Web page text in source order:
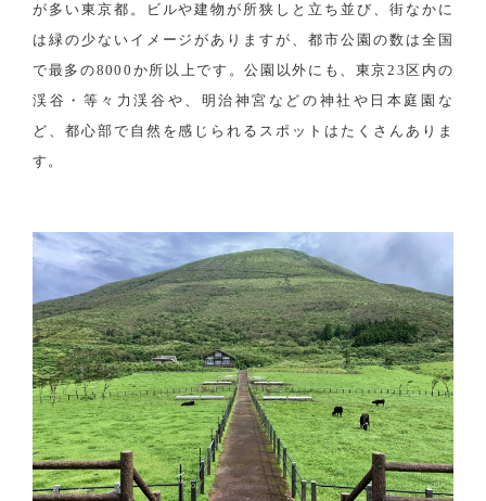
が多い東京都。ビルや建物が所狭しと立ち並び、街なかに
は緑の少ないイメージがありますが、都市公園の数は全国
で最多の8000か所以上です。公園以外にも、東京23区内の
渓谷・等々力渓谷や、明治神宮などの神社や日本庭園な
ど、都心部で自然を感じられるスポットはたくさんありま
す。